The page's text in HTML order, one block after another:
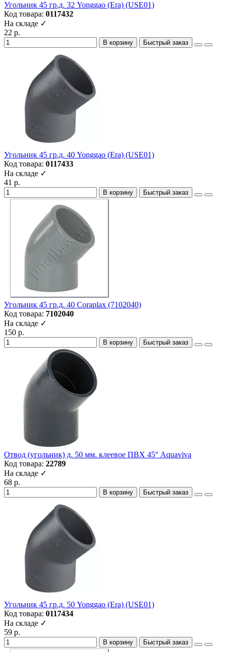
Угольник 45 гр.д. 32 Yonggao (Era) (USE01)
Код товара: 0117432
На складе ✓
22 р.
В корзину Быстрый заказ
Угольник 45 гр.д. 40 Yonggao (Era) (USE01)
Код товара: 0117433
На складе ✓
41 р.
В корзину Быстрый заказ
Угольник 45 гр.д. 40 Coraplax (7102040)
Код товара: 7102040
На складе ✓
150 р.
В корзину Быстрый заказ
Отвод (угольник) д. 50 мм. клеевое ПВХ 45° Aquaviva
Код товара: 22789
На складе ✓
68 р.
В корзину Быстрый заказ
Угольник 45 гр.д. 50 Yonggao (Era) (USE01)
Код товара: 0117434
На складе ✓
59 р.
В корзину Быстрый заказ